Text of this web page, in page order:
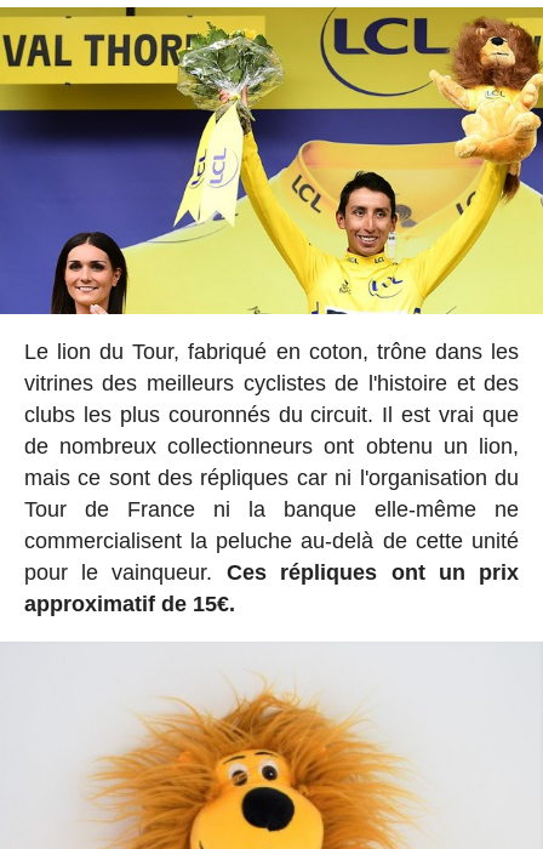
Le lion du Tour, fabriqué en coton, trône dans les
vitrines des meilleurs cyclistes de l'histoire et des
clubs les plus couronnés du circuit. Il est vrai que
de nombreux collectionneurs ont obtenu un lion,
mais ce sont des répliques car ni l'organisation du
Tour de France ni la banque elle-même ne
commercialisent la peluche au-delà de cette unité
pour le vainqueur. Ces répliques ont un prix
approximatif de 15€.